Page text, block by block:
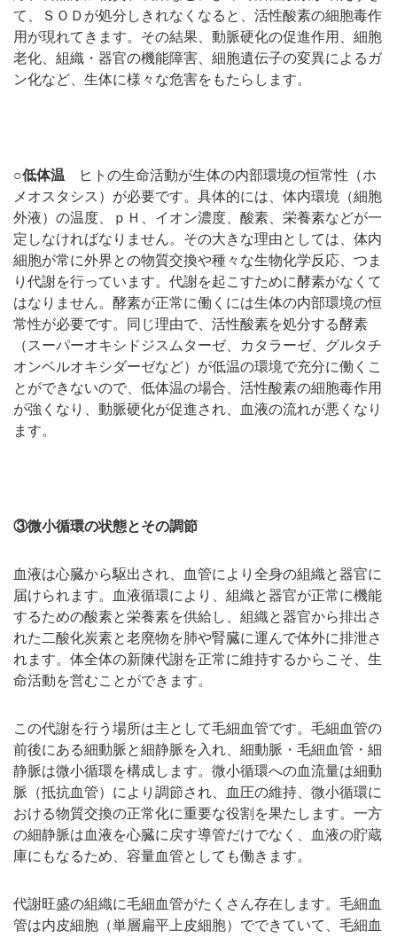
て、ＳＯＤが処分しきれなくなると、活性酸素の細胞毒作
用が現れてきます。その結果、動脈硬化の促進作用、細胞
老化、組織・器官の機能障害、細胞遺伝子の変異によるガ
ン化など、生体に様々な危害をもたらします。
○低体温 ヒトの生命活動が生体の内部環境の恒常性（ホ
メオスタシス）が必要です。具体的には、体内環境（細胞
外液）の温度、ｐＨ、イオン濃度、酸素、栄養素などが一
定しなければなりません。その大きな理由としては、体内
細胞が常に外界との物質交換や種々な生物化学反応、つま
り代謝を行っています。代謝を起こすために酵素がなくて
はなりません。酵素が正常に働くには生体の内部環境の恒
常性が必要です。同じ理由で、活性酸素を処分する酵素
（スーパーオキシドジスムターゼ、カタラーゼ、グルタチ
オンベルオキシダーゼなど）が低温の環境で充分に働くこ
とができないので、低体温の場合、活性酸素の細胞毒作用
が強くなり、動脈硬化が促進され、血液の流れが悪くなり
ます。
③微小循環の状態とその調節
血液は心臓から駆出され、血管により全身の組織と器官に
届けられます。血液循環により、組織と器官が正常に機能
するための酸素と栄養素を供給し、組織と器官から排出さ
れた二酸化炭素と老廃物を肺や腎臓に運んで体外に排泄さ
れます。体全体の新陳代謝を正常に維持するからこそ、生
命活動を営むことができます。
この代謝を行う場所は主として毛細血管です。毛細血管の
前後にある細動脈と細静脈を入れ、細動脈・毛細血管・細
静脈は微小循環を構成します。微小循環への血流量は細動
脈（抵抗血管）により調節され、血圧の維持、微小循環に
おける物質交換の正常化に重要な役割を果たします。一方
の細静脈は血液を心臓に戻す導管だけでなく、血液の貯蔵
庫にもなるため、容量血管としても働きます。
代謝旺盛の組織に毛細血管がたくさん存在します。毛細血
管は内皮細胞（単層扁平上皮細胞）でできていて、毛細血